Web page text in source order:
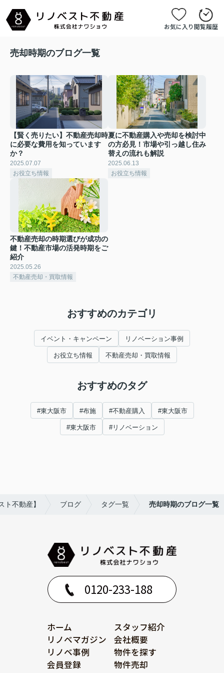
お気に入り閲覧履歴
売却時期のブログ一覧
【賢く売りたい】不動産売却時
に必要な費用を知っています
か？
2025.07.07
お役立ち情報
夏に不動産購入や売却を検討中
の方必見！市場や引っ越し住み
替えの流れも解説
2025.06.13
お役立ち情報
不動産売却の時期選びが成功の
鍵！不動産市場の活発時期をご
紹介
2025.05.26
不動産売却・買取情報
おすすめのカテゴリ
イベント・キャンペーン リノベーション事例
お役立ち情報 不動産売却・買取情報
おすすめのタグ
#東大阪市 #布施 #不動産購入 #東大阪市
#東大阪市 #リノベーション
不動産】 ブログ タグ一覧 売却時期のブログ一覧
0120-233-188
ホーム
スタッフ紹介
リノベマガジン
会社概要
リノベ事例
物件を探す
会員登録
物件売却